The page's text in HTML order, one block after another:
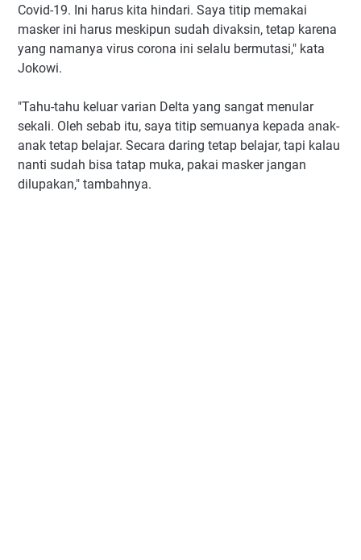
Covid-19. Ini harus kita hindari. Saya titip memakai
masker ini harus meskipun sudah divaksin, tetap karena
yang namanya virus corona ini selalu bermutasi," kata
Jokowi.
"Tahu-tahu keluar varian Delta yang sangat menular
sekali. Oleh sebab itu, saya titip semuanya kepada anak-
anak tetap belajar. Secara daring tetap belajar, tapi kalau
nanti sudah bisa tatap muka, pakai masker jangan
dilupakan," tambahnya.